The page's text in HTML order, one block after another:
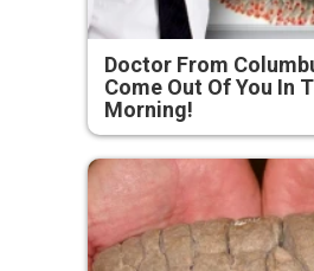
Doctor From
Come Out Of You In
Morning!